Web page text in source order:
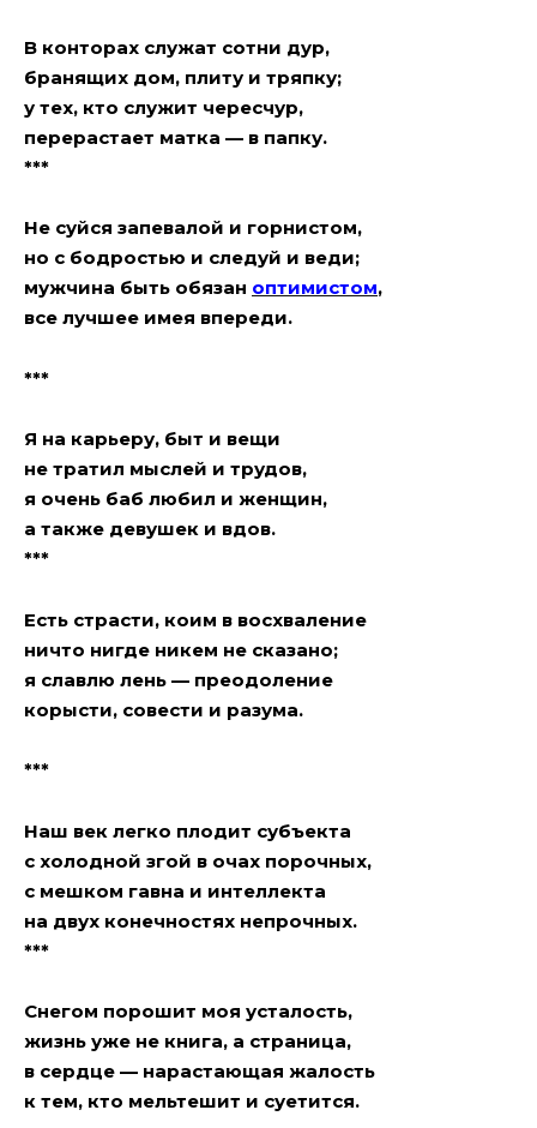
В конторах служат сотни дyр,
бранящих дом, плиту и тряпку;
у тех, кто служит чересчур,
перерастает мaткa — в папку.
***
Не суйся запевалой и горнистом,
но с бодростью и следуй и веди;
мужчина быть обязан оптимистом,
все лучшее имея впереди.
***
Я на карьеру, быт и вещи
не тратил мыслей и трудов,
я очень баб любил и женщин,
а также девушек и вдов.
***
Есть страсти, коим в восхваление
ничто нигде никем не сказано;
я славлю лень — преодоление
корысти, совести и разума.
***
Наш век легко плодит субъекта
с холодной згой в очах порочных,
с мешком гавна и интеллекта
на двух конечностях непрочных.
***
Снегом порошит моя усталость,
жизнь уже не книга, а страница,
в сердце — нарастающая жалость
к тем, кто мельтешит и суетится.